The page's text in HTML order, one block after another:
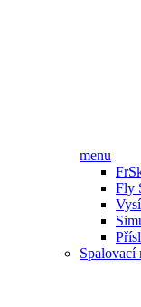
menu
Fly
Spalovací